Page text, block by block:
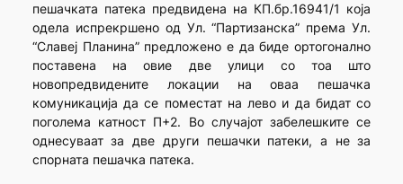
пешачката патека предвидена на КП.бр.16941/1 која
одела испрекршено од Ул. “Партизанска” према Ул.
“Славеј Планина” предложено е да биде ортогонално
поставена на овие две улици со тоа што
новопредвидените локации на оваа пешачка
комуникација да се поместат на лево и да бидат со
поголема катност П+2. Во случајот забелешките се
однесуваат за две други пешачки патеки, а не за
спорната пешачка патека.